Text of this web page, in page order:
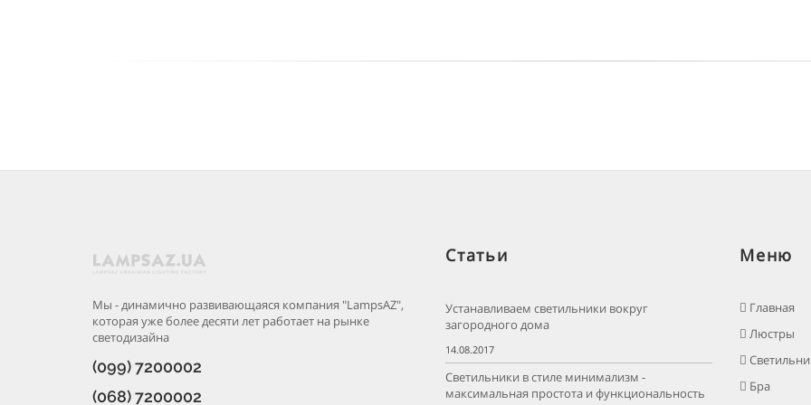
Мы - динамично развивающаяся компания "LampsAZ",
которая уже более десяти лет работает на рынке
светодизайна
(099) 7200002
(068) 7200002
Статьи
Устанавливаем светильники вокруг
загородного дома
14.08.2017
Светильники в стиле минимализм -
максимальная простота и функциональность
Меню
Главная
Люстры
Бра